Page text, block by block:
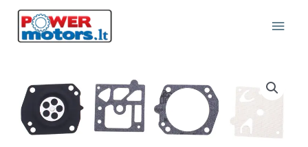
Pereiti
turinio
kiekis:
membranų
komplektas
tinkantis